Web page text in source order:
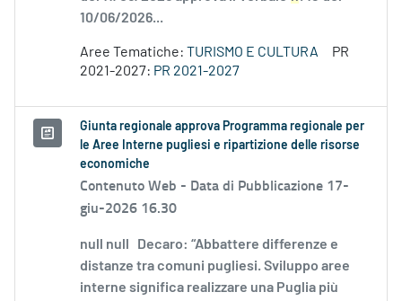
10/06/2026...
Aree Tematiche: TURISMO E CULTURA
PR
2021-2027: PR 2021-2027
Giunta regionale approva Programma regionale per
le Aree Interne pugliesi e ripartizione delle risorse
economiche
Contenuto Web - Data di Pubblicazione 17-
giu-2026 16.30
null null Decaro: “Abbattere differenze e
distanze tra comuni pugliesi. Sviluppo aree
interne significa realizzare una Puglia più